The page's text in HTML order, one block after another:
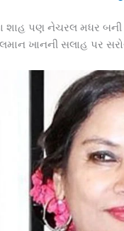
શાહ પણ નેચરલ મધર
ખાનની સલાહ પર